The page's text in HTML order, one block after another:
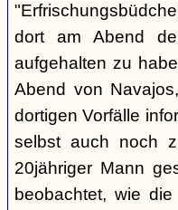
dort am Abend
aufgehalten zu
Abend von
dortigen Vorfälle
selbst auch noch
20jähriger Mann
beobachtet, wie